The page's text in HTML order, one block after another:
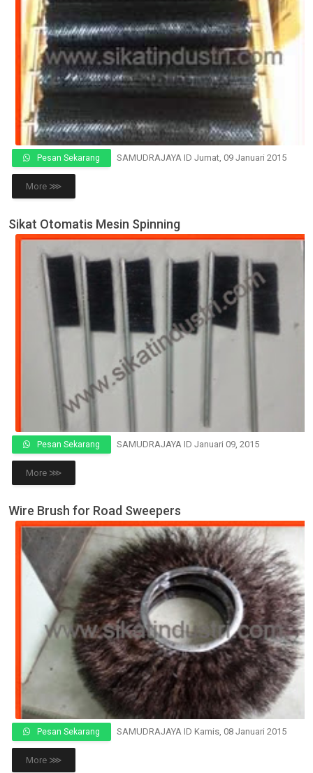
Pesan Sekarang SAMUDRAJAYA ID Jumat, 09 Januari 2015
More ⋙
Sikat Otomatis Mesin Spinning
Pesan Sekarang SAMUDRAJAYA ID Januari 09, 2015
More ⋙
Wire Brush for Road Sweepers
Pesan Sekarang SAMUDRAJAYA ID Kamis, 08 Januari 2015
More ⋙